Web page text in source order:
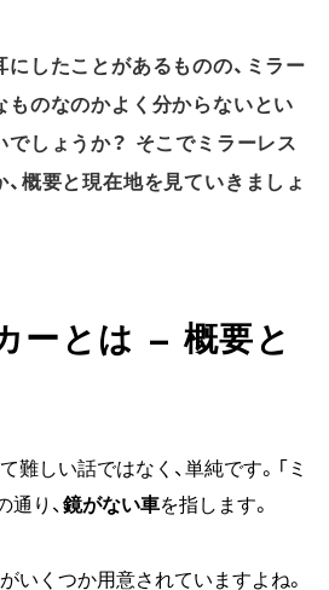
したことがあるものの、ミラー
ものなのかよく分からないとい
でしょうか？ そこでミラーレス
概要と現在地を見ていきましょ
ーとは – 概要と
難しい話ではなく、単純です。「ミ
通り、 鏡がない車を指します。
いくつか用意されていますよね。